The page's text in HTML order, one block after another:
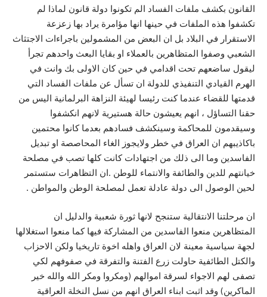
القانون بكشف ملفات الفساد الم تكونوا دولة قانون لماذا لم
تكشفوا هذه الملفات في حينها انها مؤامرة يراد بها زعزعة
الاستقرار في البلاد بل ان البعض من المشمولين باجراءات الاجتثاث
الشعبي وصفوا المتظاهرين بالعملاء او بقايا البعث واحدهم تجرأ
ليقول ساضعهم تحت اقدامي في حين كان الاولى بك وانت في
الهرم القيادي التنفيذي للدولة ان تسأل عن ملفات الفساد التي
قدمتها للقضاء عندما كنت رئيسا لهيئة النزاهة البرلمانية اليس من
حقنا التساؤل ، انهم يعيشون حالة هستيرية لانهم انكشفوا
وسيقدمون للمحاكمة وسينكشف فسادهم بعدما كانوا محتمين
باكاذيبهم ان العراق في خطر ولايجوز الغاء المحاصصة او تبديل
الفاسدين وما الى ذلك من اجتهادات كانت كلها تصب في مصلحة
خيانتهم للدين والطائفة والانتماء للوطن .ان التظاهرات ستستمر
لحين الوصول الى دولة عادلة تعمل لمصلحة الوطن والمواطن .
ان مرحلتنا الانتقالية ستنجح لانها ثورة شعبية والدليل ان
المتظاهرين منعوا الفاسدين من المشاركة فيها كما منعوا استغلالها
لجهة سياسية معينة لان العراق واهله اخوة تاريخيا ولكن الاحزاب
والكتل الطائفية حاولت زرع الفتنة والتفرقة في صفوفهم لكي
تصفى لهم الاجواء لسرقة اموالهم (ومكروا ومكر الله والله خير
الماكرين) وقد اثبت ابناء العراق انهم من نسل النخلة العراقية